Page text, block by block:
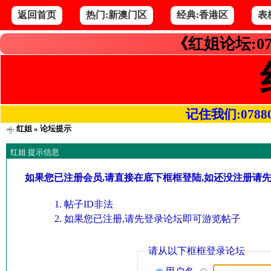
返回首页 热门:新澳门区 经典:香港区 表
《红姐论坛
记住我们
红姐» 论坛提示
红姐 提示信息
如果您已注册会员,请直接在底下框框登陆,如还没注册请
帖子ID非法
如果您已注册,请先登录论坛即可游览帖子
请从以下框框登录论坛